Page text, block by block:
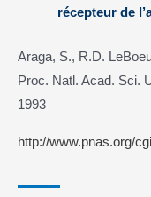
récepteur de
Araga, S., R.D.
Proc. Natl. Acad. Sci.
1993
http://www.pnas.org/